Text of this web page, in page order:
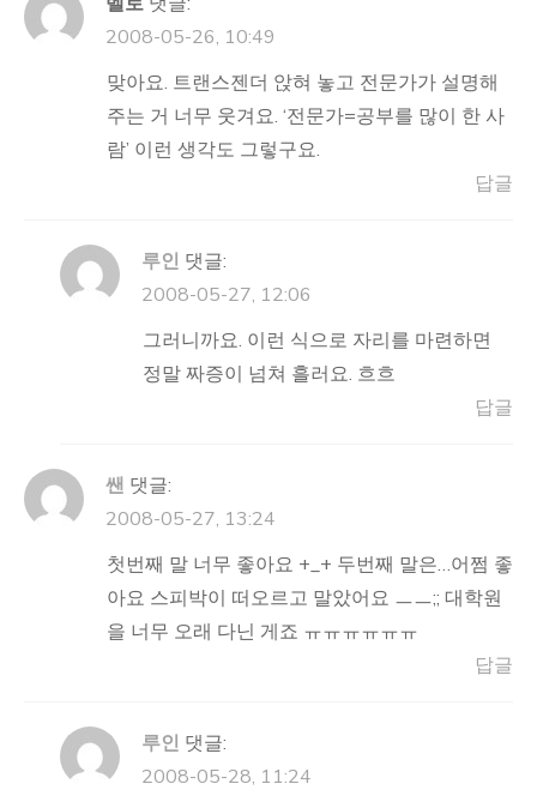
2008-05-26, 10:49
맞아요. 트랜스젠더 앉혀 놓고 전문가가 설명해
주는 거 너무 웃겨요. ‘전문가=공부를 많이 한 사
람’ 이런 생각도 그렇구요.
답글
루인 댓글:
2008-05-27, 12:06
그러니까요. 이런 식으로 자리를 마련하면
정말 짜증이 넘쳐 흘러요. 흐흐
답글
쌘 댓글:
2008-05-27, 13:24
첫번째 말 너무 좋아요 +_+ 두번째 말은…어쩜 좋
아요 스피박이 떠오르고 말았어요 ㅡㅡ;; 대학원
을 너무 오래 다닌 게죠 ㅠㅠㅠㅠㅠㅠ
답글
루인 댓글:
2008-05-28, 11:24